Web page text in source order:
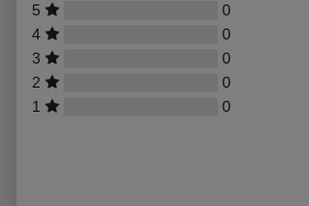
5
0
4
0
3
0
2
0
1
0